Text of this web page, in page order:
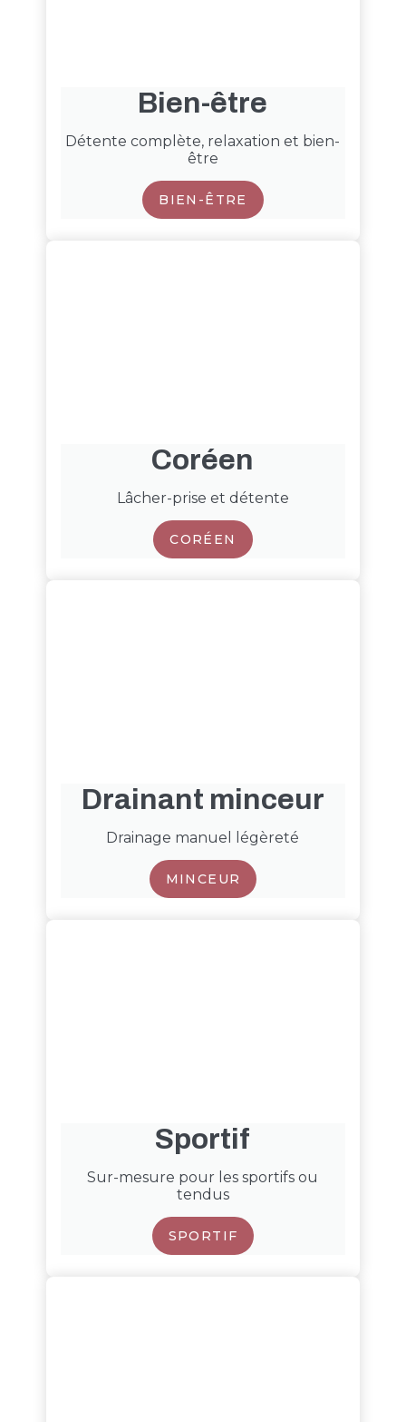
Bien-être
Détente complète, relaxation et bien-
être
BIEN-ÊTRE
Coréen
Lâcher-prise et détente
CORÉEN
Drainant minceur
Drainage manuel légèreté
MINCEUR
Sportif
Sur-mesure pour les sportifs ou
tendus
SPORTIF